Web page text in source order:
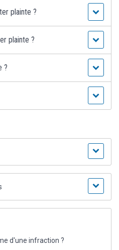
plainte ?
plainte ?
?
d'une infraction ?